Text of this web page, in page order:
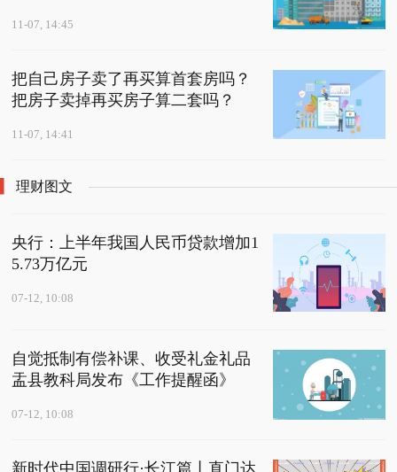
11-07, 14:45
把自己房子卖了再买算首套房吗？
把房子卖掉再买房子算二套吗？
11-07, 14:41
理财图文
央行：上半年我国人民币贷款增加1
5.73万亿元
07-12, 10:08
自觉抵制有偿补课、收受礼金礼品
盂县教科局发布《工作提醒函》
07-12, 10:08